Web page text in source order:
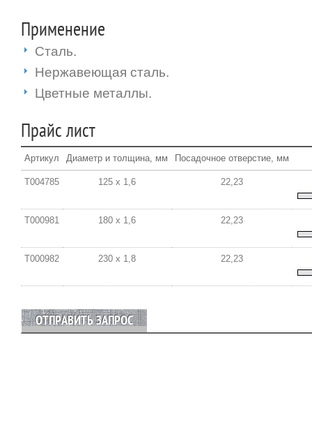
Применение
Сталь.
Нержавеющая сталь.
Цветные металлы.
Прайс лист
Артикул Диаметр и толщина, мм Посадочное отверстие, мм
T004785 125 x 1,6 22,23
T000981 180 x 1,6 22,23
T000982 230 x 1,8 22,23
ОТПРАВИТЬ ЗАПРОС